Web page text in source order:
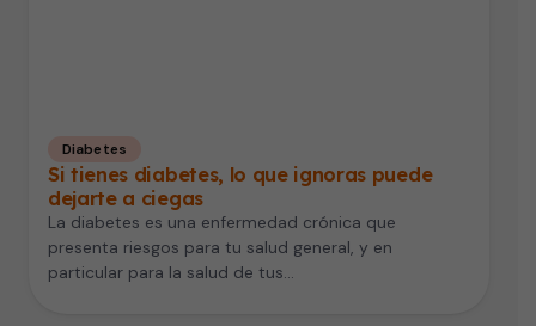
Diabetes
Si tienes diabetes, lo que ignoras puede
dejarte a ciegas
La diabetes es una enfermedad crónica que
presenta riesgos para tu salud general, y en
particular para la salud de tus…